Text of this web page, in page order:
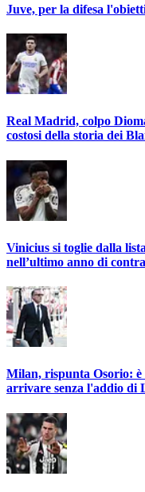
Juve, per la difesa
Real Madrid, colpo
costosi della storia dei
Vinicius si toglie dalla
nell’ultimo anno di
Milan, rispunta Osorio:
arrivare senza l'addio di